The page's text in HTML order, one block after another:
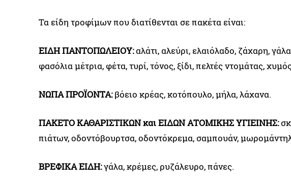
Τα είδη τροφίμων που διατίθενται σε πακέτα είναι:
ΕΙΔΗ ΠΑΝΤΟΠΩΛΕΙΟΥ:αλάτι, αλεύρι, ελαιόλαδο, ζάχαρη,
φασόλια μέτρια, φέτα, τυρί, τόνος, ξίδι, πελτές ντομάτας,
ΝΩΠΑ ΠΡΟΪΟΝΤΑ:βόειο κρέας, κοτόπουλο, μήλα, λάχανα.
ΠΑΚΕΤΟ ΚΑΘΑΡΙΣΤΙΚΩΝ και ΕΙΔΩΝ ΑΤΟΜΙΚΗΣ ΥΓΙΕΙΝΗΣ:
πιάτων, οδοντόβουρτσα, οδοντόκρεμα, σαμπουάν,
ΒΡΕΦΙΚΑ ΕΙΔΗ:γάλα, κρέμες, ρυζάλευρο, πάνες.